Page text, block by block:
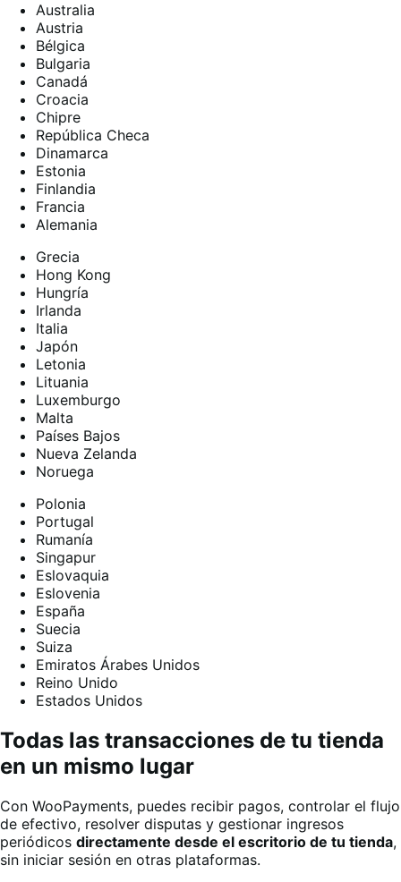
Australia
Austria
Bélgica
Bulgaria
Canadá
Croacia
Chipre
República Checa
Dinamarca
Estonia
Finlandia
Francia
Alemania
Grecia
Hong Kong
Hungría
Irlanda
Italia
Japón
Letonia
Lituania
Luxemburgo
Malta
Países Bajos
Nueva Zelanda
Noruega
Polonia
Portugal
Rumanía
Singapur
Eslovaquia
Eslovenia
España
Suecia
Suiza
Emiratos Árabes Unidos
Reino Unido
Estados Unidos
Todas las transacciones de tu tienda
en un mismo lugar
Con WooPayments, puedes recibir pagos, controlar el flujo
de efectivo, resolver disputas y gestionar ingresos
periódicos directamente desde el escritorio de tu tienda,
sin iniciar sesión en otras plataformas.